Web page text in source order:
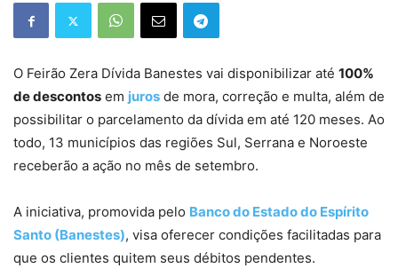
O Feirão Zera Dívida Banestes vai disponibilizar até 100%
de descontos em juros de mora, correção e multa, além de
possibilitar o parcelamento da dívida em até 120 meses. Ao
todo, 13 municípios das regiões Sul, Serrana e Noroeste
receberão a ação no mês de setembro.
A iniciativa, promovida pelo Banco do Estado do Espírito
Santo (Banestes), visa oferecer condições facilitadas para
que os clientes quitem seus débitos pendentes.